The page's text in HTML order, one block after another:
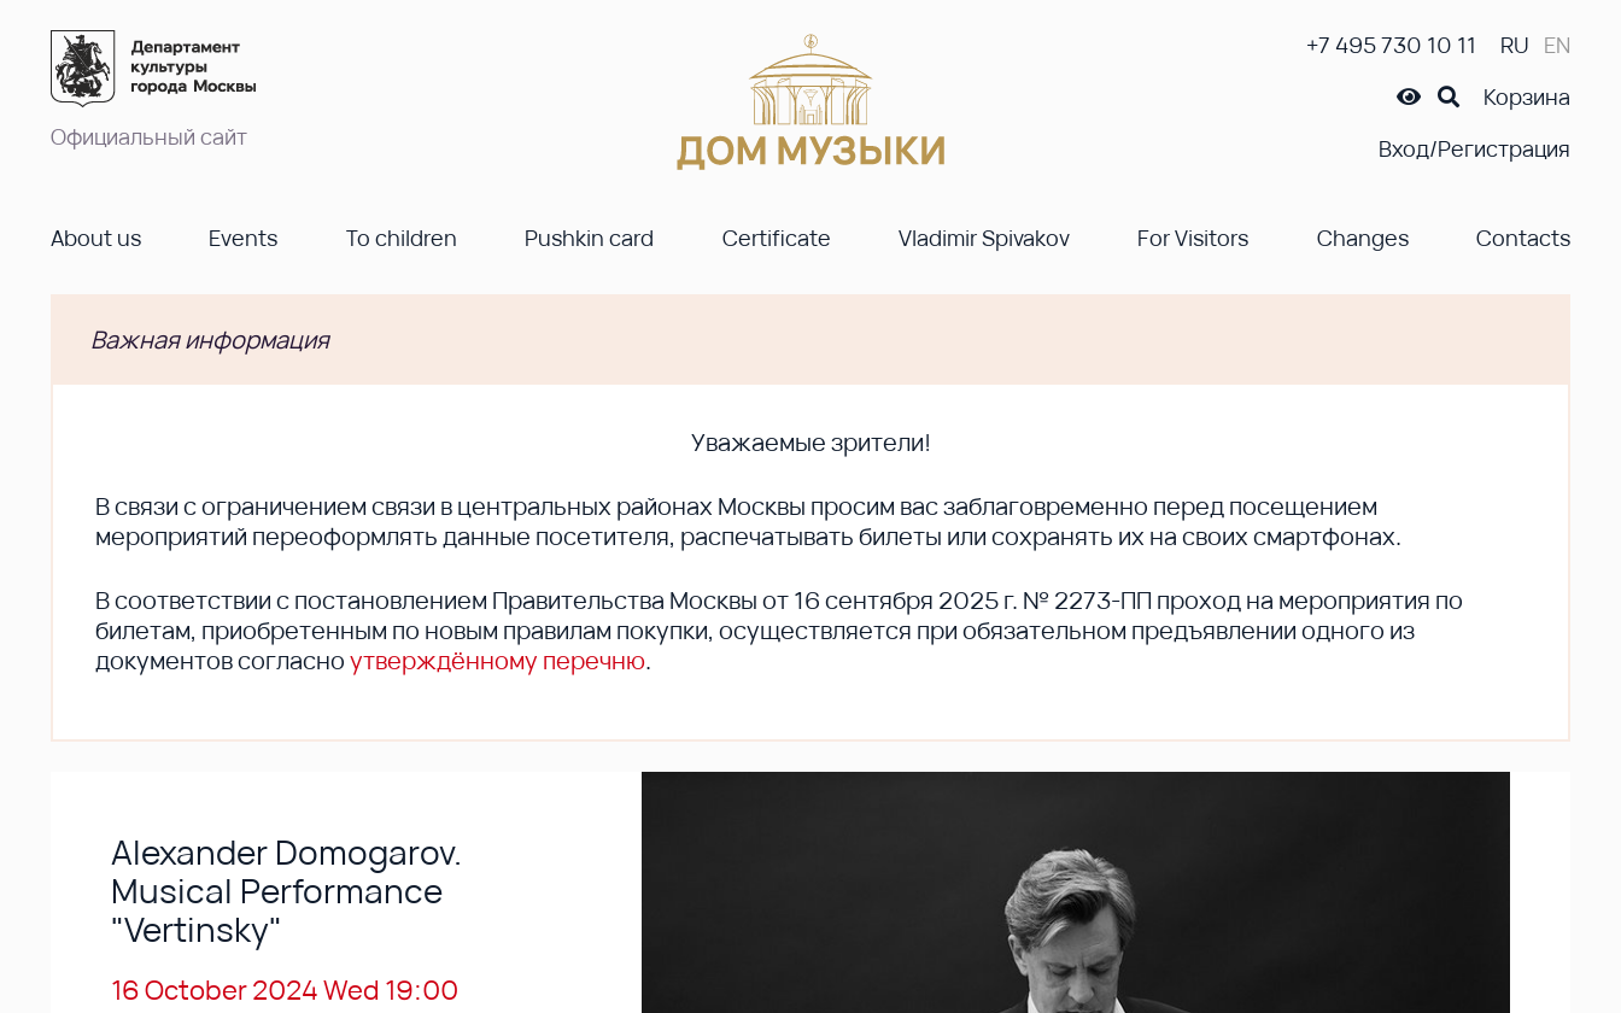
Официальный сайт
+7 495 730 10 11 RU EN
Корзина
Вход/Регистрация
About us Events To children Pushkin card Certificate Vladimir Spivakov For Visitors Changes Contacts
Важная информация
Уважаемые зрители!
В cвязи с ограничением связи в центральных районах Москвы просим вас заблаговременно перед посещением
мероприятий переоформлять данные посетителя, распечатывать билеты или сохранять их на своих смартфонах.
В соответствии с постановлением Правительства Москвы от 16 сентября 2025 г. № 2273-ПП проход на мероприятия по
билетам, приобретенным по новым правилам покупки, осуществляется при обязательном предъявлении одного из
документов согласноутверждённому перечню.
Alexander Domogarov.
Musical Performance
"Vertinsky"
16 October 2024 Wed 19:00